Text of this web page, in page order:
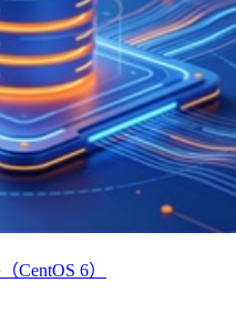
CentOS 6）